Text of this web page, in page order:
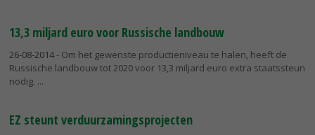
13,3 miljard euro voor Russische landbouw
26-08-2014- Om het gewenste productieniveau te halen, heeft de
Russische landbouw tot 2020 voor 13,3 miljard euro extra staatssteun
nodig.
EZ steunt verduurzamingsprojecten